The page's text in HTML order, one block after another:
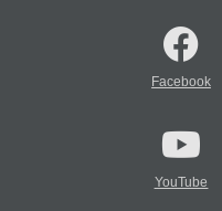
Facebook
YouTube